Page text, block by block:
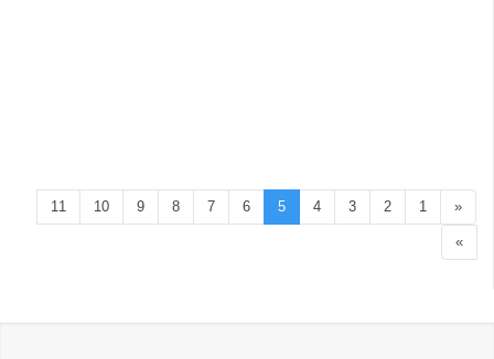
«
1
2
3
4
5
6
7
8
9
10
11
»